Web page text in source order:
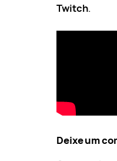
Twitch.
Deixe um